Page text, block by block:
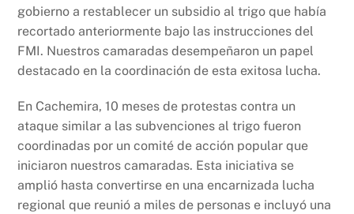
gobierno a restablecer un subsidio al trigo que había
recortado anteriormente bajo las instrucciones del
FMI. Nuestros camaradas desempeñaron un papel
destacado en la coordinación de esta exitosa lucha.
En Cachemira, 10 meses de protestas contra un
ataque similar a las subvenciones al trigo fueron
coordinadas por un comité de acción popular que
iniciaron nuestros camaradas. Esta iniciativa se
amplió hasta convertirse en una encarnizada lucha
regional que reunió a miles de personas e incluyó una